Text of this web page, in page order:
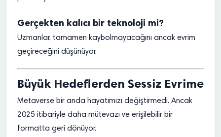
Gerçekten kalıcı bir teknoloji mi?
Uzmanlar, tamamen kaybolmayacağını ancak evrim
geçireceğini düşünüyor.
Büyük Hedeflerden Sessiz Evrime
Metaverse bir anda hayatımızı değiştirmedi. Ancak
2025 itibariyle daha mütevazı ve erişilebilir bir
formatta geri dönüyor.